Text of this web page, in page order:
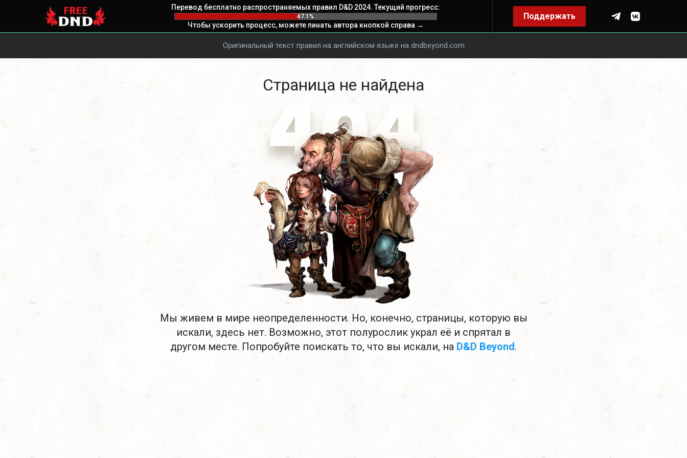
Перевод бесплатно распространяемых правил D&D 2024. Текущий прогресс:
47.1%
Чтобы ускорить процесс, можете пинать автора кнопкой справа →️
Поддержать
Оригинальный текст правил на английском языке на dndbeyond.com
Страница не найдена
Мы живем в мире неопределенности. Но, конечно, страницы, которую вы
искали, здесь нет. Возможно, этот полурослик украл её и спрятал в
другом месте. Попробуйте поискать то, что вы искали, на D&D Beyond.